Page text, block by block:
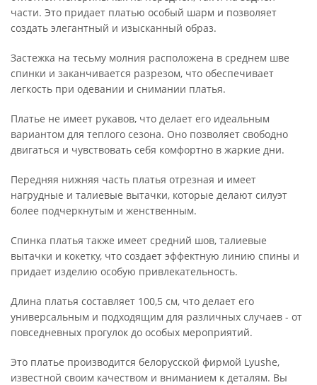
части. Это придает платью особый шарм и позволяет
создать элегантный и изысканный образ.
Застежка на тесьму молния расположена в среднем шве
спинки и заканчивается разрезом, что обеспечивает
легкость при одевании и снимании платья.
Платье не имеет рукавов, что делает его идеальным
вариантом для теплого сезона. Оно позволяет свободно
двигаться и чувствовать себя комфортно в жаркие дни.
Передняя нижняя часть платья отрезная и имеет
нагрудные и талиевые вытачки, которые делают силуэт
более подчеркнутым и женственным.
Спинка платья также имеет средний шов, талиевые
вытачки и кокетку, что создает эффектную линию спины и
придает изделию особую привлекательность.
Длина платья составляет 100,5 см, что делает его
универсальным и подходящим для различных случаев - от
повседневных прогулок до особых мероприятий.
Это платье производится белорусской фирмой Lyushe,
известной своим качеством и вниманием к деталям. Вы